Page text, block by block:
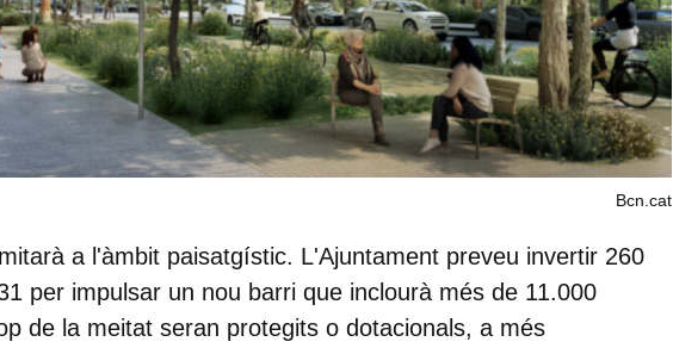
Bcn.cat
a l'àmbit paisatgístic. L'Ajuntament preveu invertir 260
per impulsar un nou barri que inclourà més de 11.000
de la meitat seran protegits o dotacionals, a més